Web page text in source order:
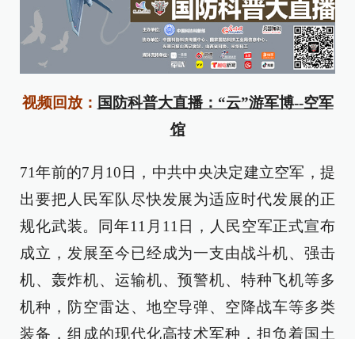
视频回放： 国防科普大直播：“云”游军博--空军
馆
71年前的7月10日，中共中央决定建立空军，提
出要把人民军队尽快发展为适应时代发展的正
规化武装。同年11月11日，人民空军正式宣布
成立，发展至今已经成为一支由战斗机、强击
机、轰炸机、运输机、预警机、特种飞机等多
机种，防空雷达、地空导弹、空降战车等多类
装备，组成的现代化高技术军种，担负着国土